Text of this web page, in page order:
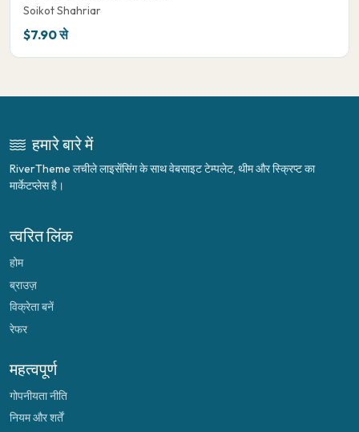
Soikot Shahriar
$7.90 से
हमारे बारे में
RiverTheme लचीले लाइसेंसिंग के साथ वेबसाइट टेम्पलेट, थीम और स्क्रिप्ट का
मार्केटप्लेस है।
त्वरित लिंक
होम
ब्राउज़
विक्रेता बनें
रेफर
महत्वपूर्ण
गोपनीयता नीति
नियम और शर्तें